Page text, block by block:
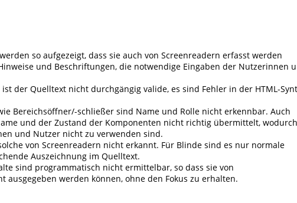
so aufgezeigt, dass sie auch von Screenreadern erfasst werden
und Beschriftungen, die notwendige Eingaben der Nutzerinnen
der Quelltext nicht durchgängig valide, es sind Fehler in der HTML-
Bereichsöffner/-schließer sind Name und Rolle nicht erkennbar. Auch
und der Zustand der Komponenten nicht richtig übermittelt, wodurch
und Nutzer nicht zu verwenden sind.
von Screenreadern nicht erkannt. Für Blinde sind es nur normale
Auszeichnung im Quelltext.
sind programmatisch nicht ermittelbar, so dass sie von
ausgegeben werden können, ohne den Fokus zu erhalten.